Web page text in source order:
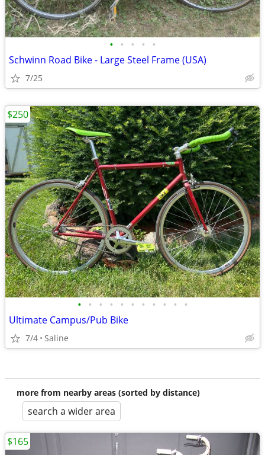
• • • • •
Schwinn Road Bike - Large Steel Frame (USA)
7/25
• • • • • • • • • • •
Ultimate Campus/Pub Bike
7/4 Saline
$250
more from nearby areas (sorted by distance)
search a wider area
$165